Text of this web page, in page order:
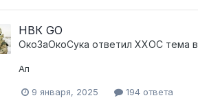
НВК GO
ОкоЗаОкоСука ответил XXOC тема в
Ап
9 января, 2025 194 ответа